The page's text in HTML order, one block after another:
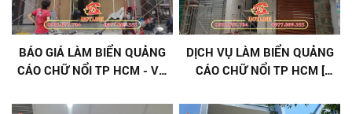
BÁO GIÁ LÀM BIỂN QUẢNG
CÁO CHỮ NỔI TP HCM - VŨ
DỊCH VỤ LÀM BIỂN QUẢNG
CÁO CHỮ NỔI TP HCM [